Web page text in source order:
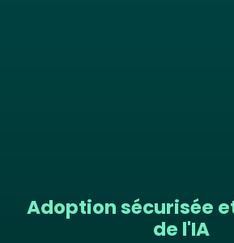
Adoption sécurisée
de l'IA